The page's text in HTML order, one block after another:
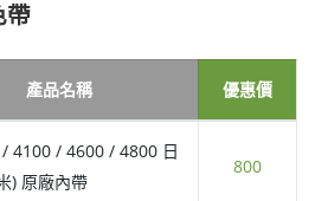
帶
產品名稱 優惠價
4100 / 4600 / 4800 日
) 原廠內帶
800